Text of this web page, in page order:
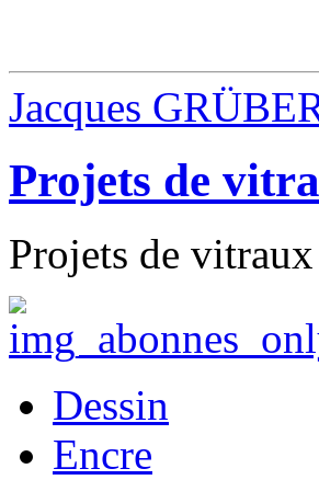
Jacques
Projets de
Projets de
Dessin
Encre